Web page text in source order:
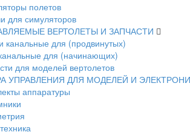
полетов
для симуляторов
ВЕРТОЛЕТЫ И ЗАПЧАСТИ
канальные для (продвинутых)
для (начинающих)
для моделей вертолетов
УПРАВЛЕНИЯ ДЛЯ МОДЕЛЕЙ И
аппаратуры